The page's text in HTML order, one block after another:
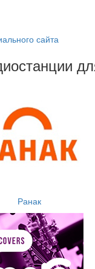
сайта
Ранак